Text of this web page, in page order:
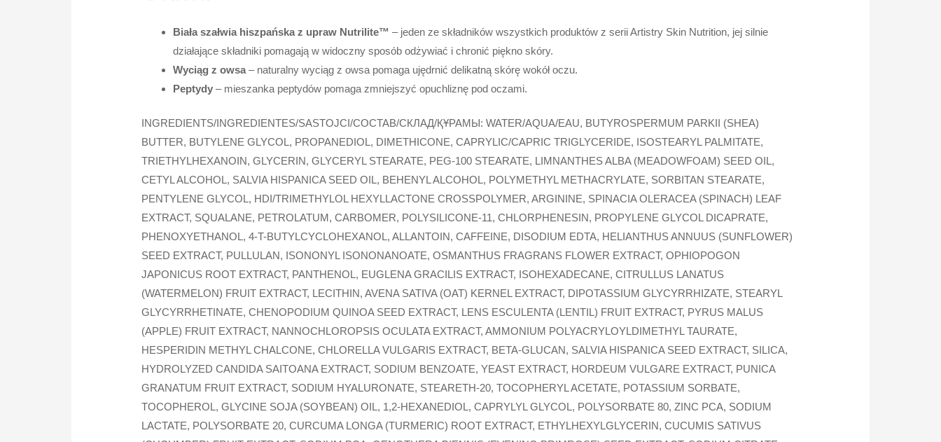
Biała szałwia hiszpańska z upraw Nutrilite™– jeden ze składników wszystkich produktów z serii Artistry Skin Nutrition, jej silnie
działające składniki pomagają w widoczny sposób odżywiać i chronić piękno skóry.
Wyciąg z owsa – naturalny wyciąg z owsa pomaga ujędrnić delikatną skórę wokół oczu.
Peptydy– mieszanka peptydów pomaga zmniejszyć opuchliznę pod oczami.
INGREDIENTS/INGREDIENTES/SASTOJCI/COCTAB/СКЛАД/ҚҰРАМЫ: WATER/AQUA/EAU, BUTYROSPERMUM PARKII (SHEA)
BUTTER, BUTYLENE GLYCOL, PROPANEDIOL, DIMETHICONE, CAPRYLIC/CAPRIC TRIGLYCERIDE, ISOSTEARYL PALMITATE,
TRIETHYLHEXANOIN, GLYCERIN, GLYCERYL STEARATE, PEG-100 STEARATE, LIMNANTHES ALBA (MEADOWFOAM) SEED OIL,
CETYL ALCOHOL, SALVIA HISPANICA SEED OIL, BEHENYL ALCOHOL, POLYMETHYL METHACRYLATE, SORBITAN STEARATE,
PENTYLENE GLYCOL, HDI/TRIMETHYLOL HEXYLLACTONE CROSSPOLYMER, ARGININE, SPINACIA OLERACEA (SPINACH) LEAF
EXTRACT, SQUALANE, PETROLATUM, CARBOMER, POLYSILICONE-11, CHLORPHENESIN, PROPYLENE GLYCOL DICAPRATE,
PHENOXYETHANOL, 4-T-BUTYLCYCLOHEXANOL, ALLANTOIN, CAFFEINE, DISODIUM EDTA, HELIANTHUS ANNUUS (SUNFLOWER)
SEED EXTRACT, PULLULAN, ISONONYL ISONONANOATE, OSMANTHUS FRAGRANS FLOWER EXTRACT, OPHIOPOGON
JAPONICUS ROOT EXTRACT, PANTHENOL, EUGLENA GRACILIS EXTRACT, ISOHEXADECANE, CITRULLUS LANATUS
(WATERMELON) FRUIT EXTRACT, LECITHIN, AVENA SATIVA (OAT) KERNEL EXTRACT, DIPOTASSIUM GLYCYRRHIZATE, STEARYL
GLYCYRRHETINATE, CHENOPODIUM QUINOA SEED EXTRACT, LENS ESCULENTA (LENTIL) FRUIT EXTRACT, PYRUS MALUS
(APPLE) FRUIT EXTRACT, NANNOCHLOROPSIS OCULATA EXTRACT, AMMONIUM POLYACRYLOYLDIMETHYL TAURATE,
HESPERIDIN METHYL CHALCONE, CHLORELLA VULGARIS EXTRACT, BETA-GLUCAN, SALVIA HISPANICA SEED EXTRACT, SILICA,
HYDROLYZED CANDIDA SAITOANA EXTRACT, SODIUM BENZOATE, YEAST EXTRACT, HORDEUM VULGARE EXTRACT, PUNICA
GRANATUM FRUIT EXTRACT, SODIUM HYALURONATE, STEARETH-20, TOCOPHERYL ACETATE, POTASSIUM SORBATE,
TOCOPHEROL, GLYCINE SOJA (SOYBEAN) OIL, 1,2-HEXANEDIOL, CAPRYLYL GLYCOL, POLYSORBATE 80, ZINC PCA, SODIUM
LACTATE, POLYSORBATE 20, CURCUMA LONGA (TURMERIC) ROOT EXTRACT, ETHYLHEXYLGLYCERIN, CUCUMIS SATIVUS